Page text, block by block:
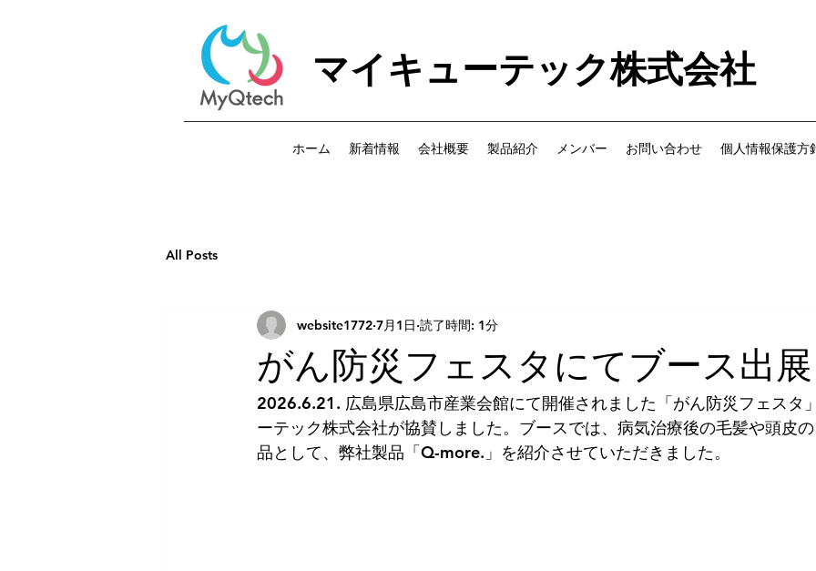
マイキューテック株式会社
ホーム 新着情報 会社概要 製品紹介 メンバー お問い合わせ 個人情報保護方
All Posts
がん防災フェスタにてブース出展
website1772 7月1日 読了時間: 1分
2026.6.21. 広島県広島市産業会館にて開催されました「がん防災フェスタ
ーテック株式会社が協賛しました。ブースでは、病気治療後の毛髪や頭皮
品として、弊社製品「Q-more.」を紹介させていただきました。